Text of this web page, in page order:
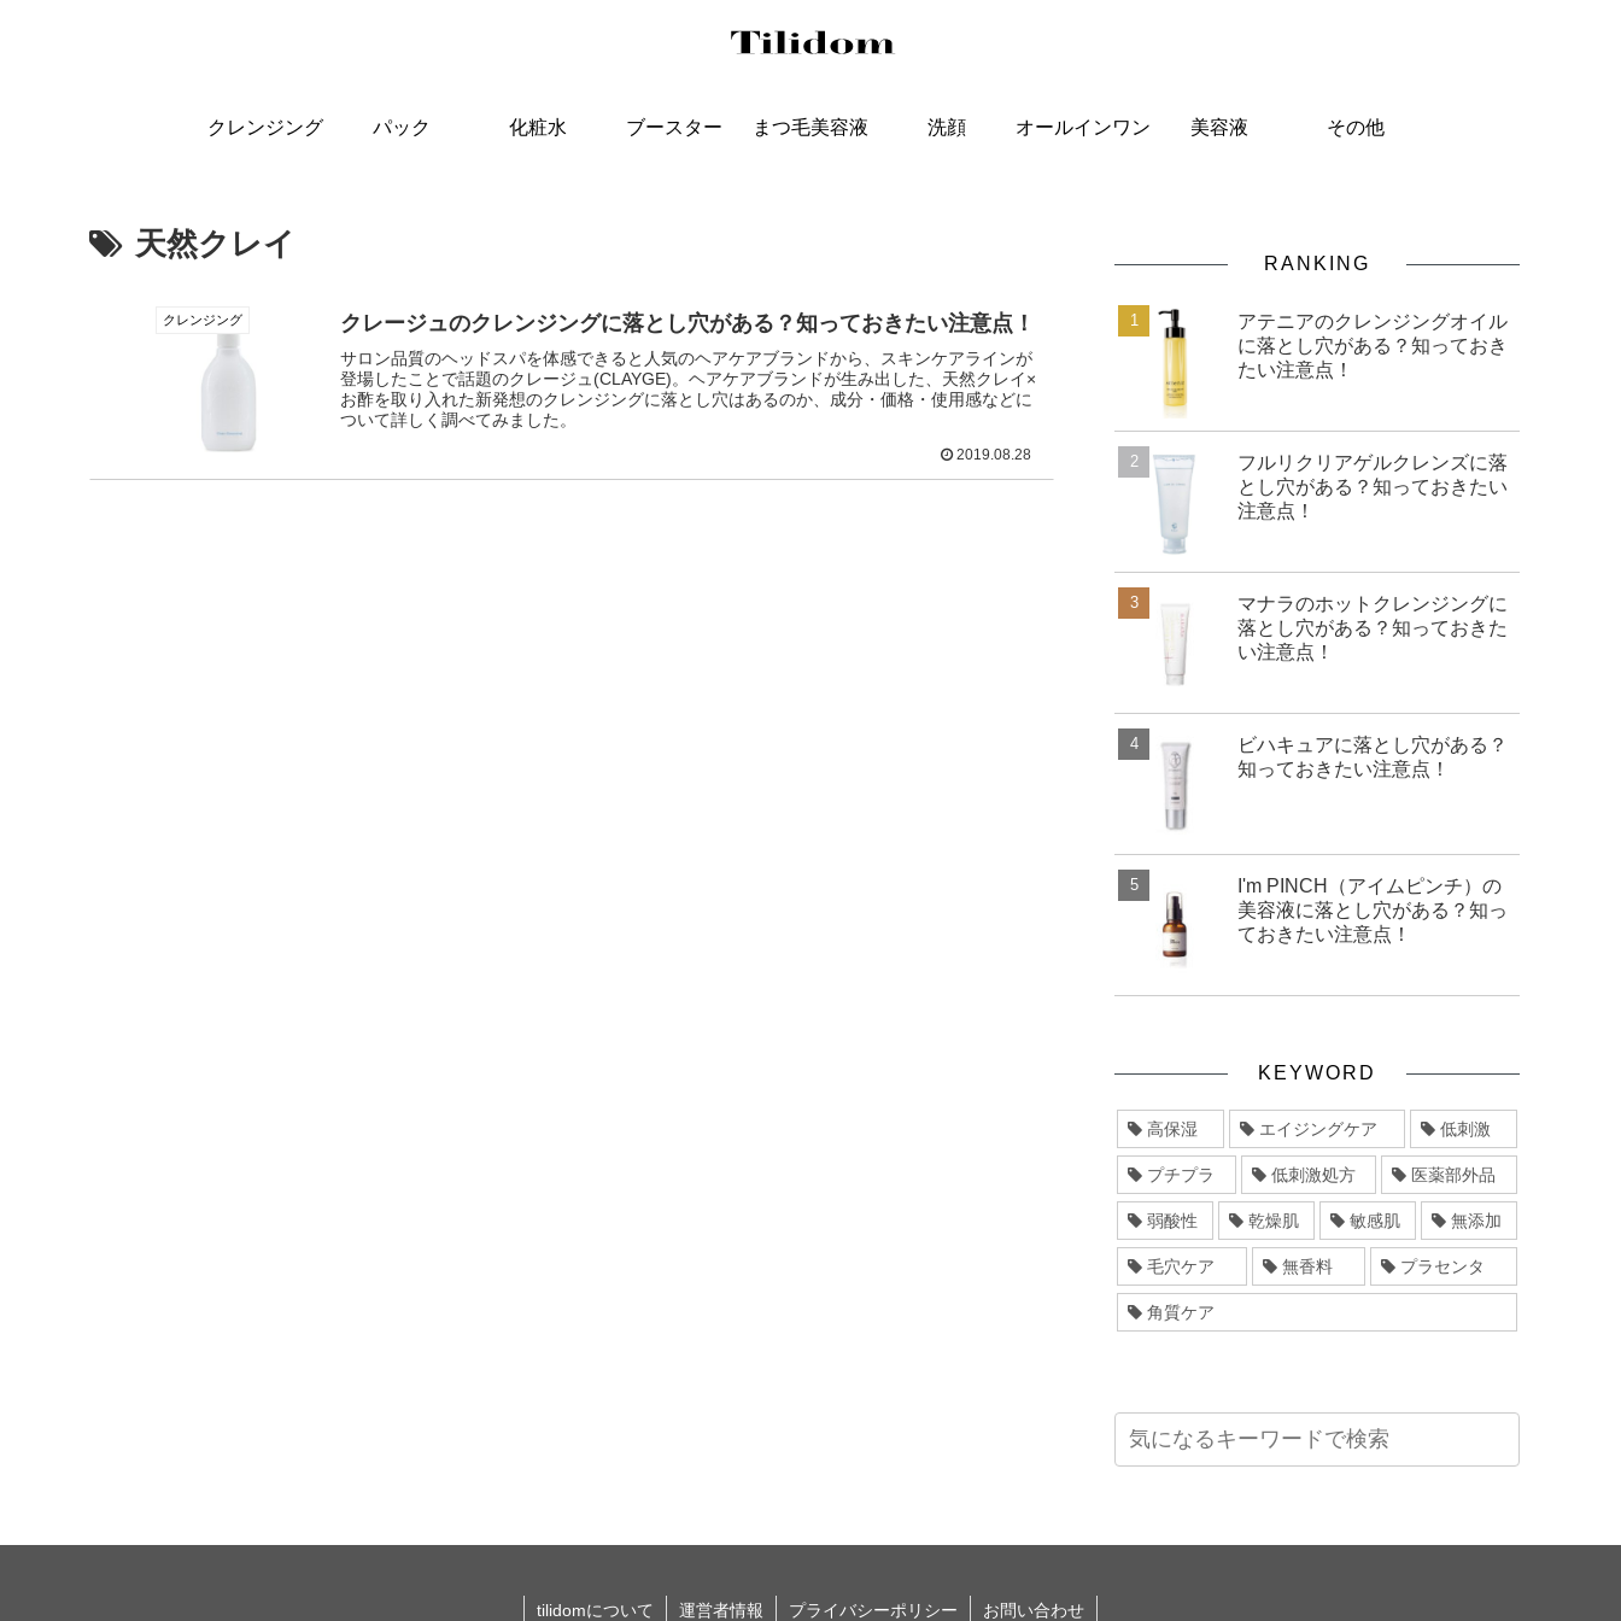
クレンジング パック 化粧水 ブースター まつ毛美容液 洗顔 オールインワン 美容液 その他
天然クレイ
クレンジング クレージュのクレンジングに落とし穴がある？知っておきたい注意点！
サロン品質のヘッドスパを体感できると人気のヘアケアブランドから、スキンケアラインが
登場したことで話題のクレージュ(CLAYGE)。ヘアケアブランドが生み出した、天然クレイ×
お酢を取り入れた新発想のクレンジングに落とし穴はあるのか、成分・価格・使用感などに
ついて詳しく調べてみました。
2019.08.28
RANKING
アテニアのクレンジングオイル
に落とし穴がある？知っておき
たい注意点！
フルリクリアゲルクレンズに落
とし穴がある？知っておきたい
注意点！
マナラのホットクレンジングに
落とし穴がある？知っておきた
い注意点！
ビハキュアに落とし穴がある？
知っておきたい注意点！
I'm PINCH（アイムピンチ）の
美容液に落とし穴がある？知っ
ておきたい注意点！
KEYWORD
高保湿 エイジングケア 低刺激
プチプラ 低刺激処方 医薬部外品
弱酸性 乾燥肌 敏感肌 無添加
毛穴ケア 無香料 プラセンタ
角質ケア
tilidomについて 運営者情報 プライバシーポリシー お問い合わせ